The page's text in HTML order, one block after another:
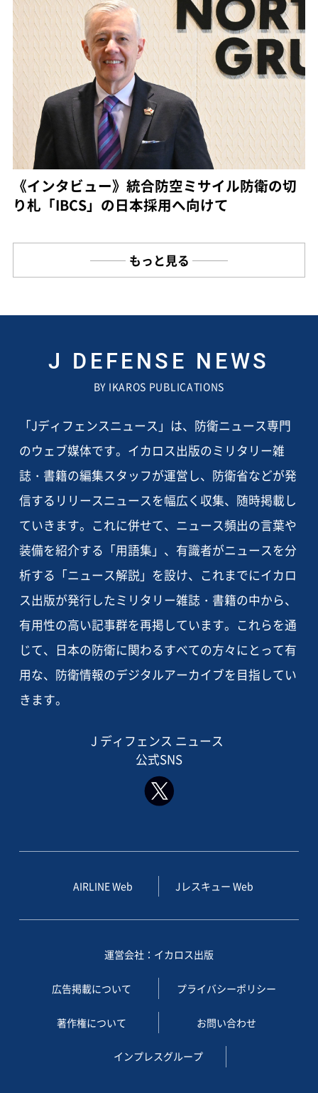
《インタビュー》統合防空ミサイル防衛の切
り札「IBCS」の日本採用へ向けて
もっと見る
J DEFENSE NEWS
BY IKAROS PUBLICATIONS
「Jディフェンスニュース」は、防衛ニュース専門
のウェブ媒体です。イカロス出版のミリタリー雑
誌・書籍の編集スタッフが運営し、防衛省などが発
信するリリースニュースを幅広く収集、随時掲載し
ていきます。これに併せて、ニュース頻出の言葉や
装備を紹介する「用語集」、有識者がニュースを分
析する「ニュース解説」を設け、これまでにイカロ
ス出版が発行したミリタリー雑誌・書籍の中から、
有用性の高い記事群を再掲しています。これらを通
じて、日本の防衛に関わるすべての方々にとって有
用な、防衛情報のデジタルアーカイブを目指してい
きます。
J ディフェンス ニュース
公式SNS
AIRLINE Web Jレスキュー Web
運営会社：イカロス出版
広告掲載について プライバシーポリシー
著作権について お問い合わせ
インプレスグループ